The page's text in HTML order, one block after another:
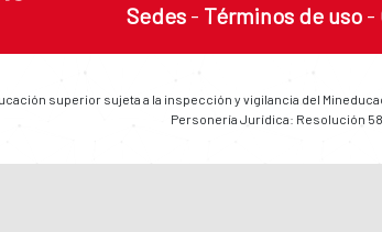
Sedes - Términos de uso -
superior sujeta a la inspección y vigilancia del
Personería Jurídica: Resolución